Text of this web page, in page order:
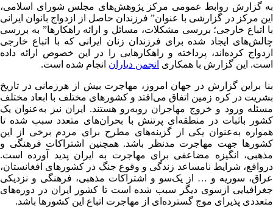
به گزارش روابط عمومی مرکز پژوهش‌های مجلس شورای اسلامی،
این مرکز در گزارشی با عنوان” فرزندان حاصل از ازدواج بانوان ایرانی
با اتباع خارجی؛ بررسی مشکلات، مسائل و ارائه راهکارها” به بررسی
چالش‌های ایجاد شده برای فرزندان زنان ایرانی که با اتباع خارجی
ازدواج کرده‌اند، پرداخته و راهکارهایی را در این خصوص ارائه داده
است. این گزارش با همکاری انجمن دیاران انجام شده است.
بنا براین گزارش در جهان امروز، مهاجرت بیش از هرزمانی در تاریخ
بشریت در کره زمین اتفاق می‌افتد و کشورهای مختلف با ابعاد مختلف
مسئله ورود و خروج مهاجران روبه‌رو هستند. ایران نیز به‌عنوان یک
کشور باثبات در منطقه‌ای پرتنش با بحران‌های متعدد سبب شده تا
همواره به‌عنوان یکی از گزینه‌های مطرح برای مردم برخی از این
کشورها جهت مهاجرت مدنظر باشد. همچنین اشتراکات فرهنگی و
مذهبی، انگیزه مضاعفی برای مهاجرت به ایران پدید آورده است.
درواقع، شرایط نامساعد زندگی و وقوع جنگ در کشورهای افغانستان،
عراق، سوریه و … از یک‌سو و اشتراکات مذهبی، فرهنگی و نزدیکی
جغرافیایی از‌سوی دیگر سبب شده است تا کشور ایران در دوره‌های
متعددی پذیرای موج گسترده‌ای از مهاجرت اتباع این کشورها باشد.